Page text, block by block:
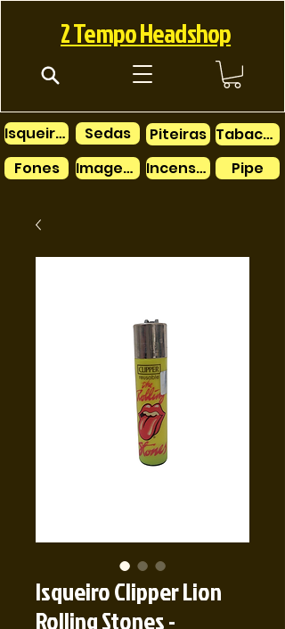
2 Tempo Headshop
Isqueiros
Fones
Sedas
Imagens
Piteiras
Tabacos
Incensos
Pipe
Isqueiro Clipper Lion
Rolling Stones -